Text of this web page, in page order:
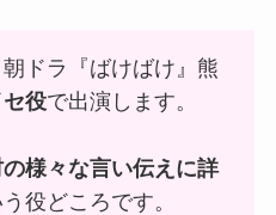
ドラ『ばけばけ』熊
役で出演します。
の様々な言い伝えに詳
役どころです。